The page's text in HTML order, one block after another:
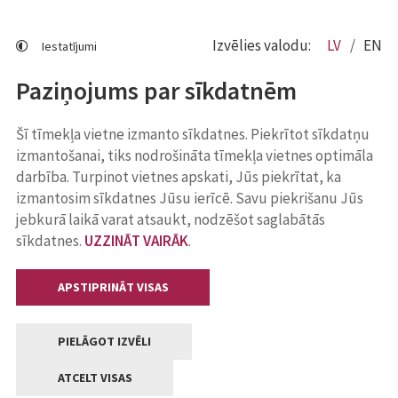
Paziņojums par sīkdatnēm
Šī tīmekļa vietne izmanto sīkdatnes. Piekrītot sīkdatņu
izmantošanai, tiks nodrošināta tīmekļa vietnes optimāla
darbība. Turpinot vietnes apskati, Jūs piekrītat, ka
izmantosim sīkdatnes Jūsu ierīcē. Savu piekrišanu Jūs
jebkurā laikā varat atsaukt, nodzēšot saglabātās
sīkdatnes. UZZINĀT VAIRĀK.
APSTIPRINĀT VISAS
PIELĀGOT IZVĒLI
ATCELT VISAS
Iestatījumi Izvēlies valodu: LV EN